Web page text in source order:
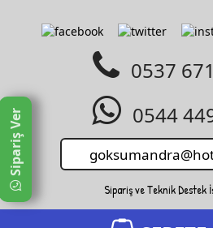
Sipariş Ver
0537
0544
Sipariş ve Teknik Destek